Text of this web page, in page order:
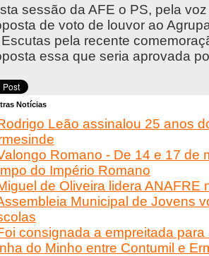
sessão da AFE o PS, pela
de voto de louvor ao
pela recente
essa que seria aprovada
Notícias
Leão assinalou 25 anos
Romano - De 14 e 17 de
do Império Romano
de Oliveira lidera ANAFRE
Municipal de Jovens
consignada a empreitada
do Minho entre Contumil e